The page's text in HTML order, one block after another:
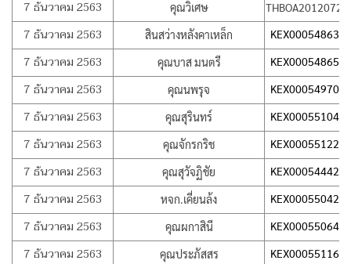
7 ธันวาคม 2563 คุณวิเศษ
7 ธันวาคม 2563 สินสว่างหลังคาเหล็ก
7 ธันวาคม 2563 คุณบาส มนตรี
7 ธันวาคม 2563 คุณนพรุจ
7 ธันวาคม 2563 คุณสุรินทร์
7 ธันวาคม 2563 คุณจักรกริช
7 ธันวาคม 2563 คุณสุวัจฏิชัย
7 ธันวาคม 2563 หจก.เคี่ยนล้ง
7 ธันวาคม 2563 คุณผกาสินี
7 ธันวาคม 2563 คุณประภัสสร